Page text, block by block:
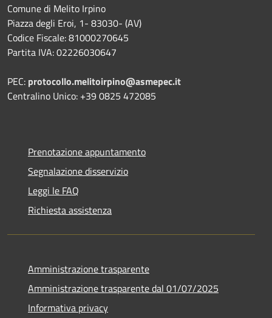
Comune di Melito Irpino
Piazza degli Eroi, 1- 83030- (AV)
Codice Fiscale: 81000270645
Partita IVA: 02226030647
PEC: protocollo.melitoirpino@asmepec.it
Centralino Unico: +39 0825 472085
Prenotazione appuntamento
Segnalazione disservizio
Leggi le FAQ
Richiesta assistenza
Amministrazione trasparente
Amministrazione trasparente dal 01/07/2025
Informativa privacy